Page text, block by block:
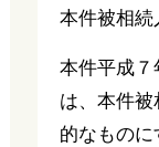
本件被相続
本件平成７
は、本件
的なもの